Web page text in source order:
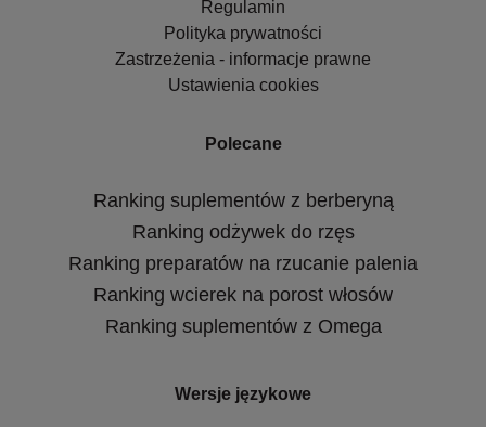
Regulamin
Polityka prywatności
Zastrzeżenia - informacje prawne
Ustawienia cookies
Polecane
Ranking suplementów z berberyną
Ranking odżywek do rzęs
Ranking preparatów na rzucanie palenia
Ranking wcierek na porost włosów
Ranking suplementów z Omega
Wersje językowe